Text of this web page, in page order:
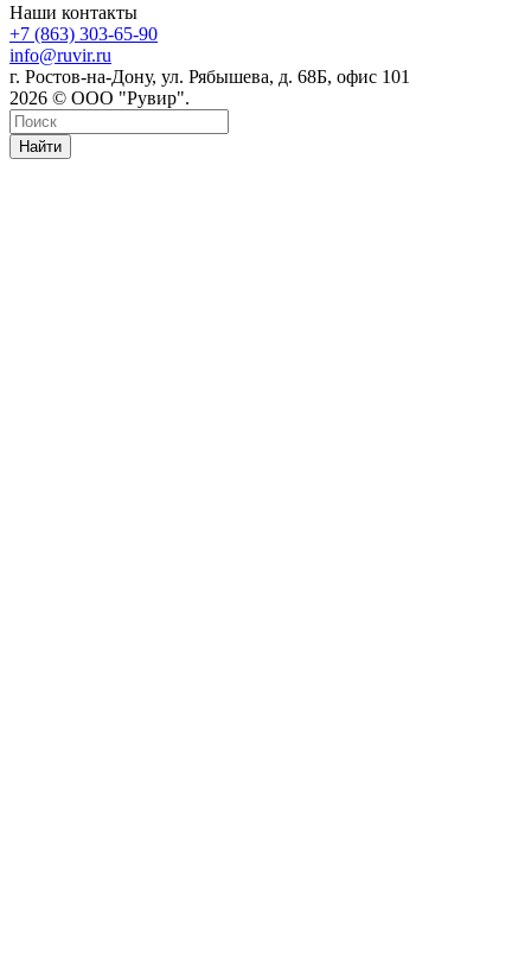
Наши контакты
+7 (863) 303-65-90
info@ruvir.ru
г. Ростов-на-Дону, ул. Рябышева, д. 68Б, офис 101
2026 © ООО "Рувир".
Найти